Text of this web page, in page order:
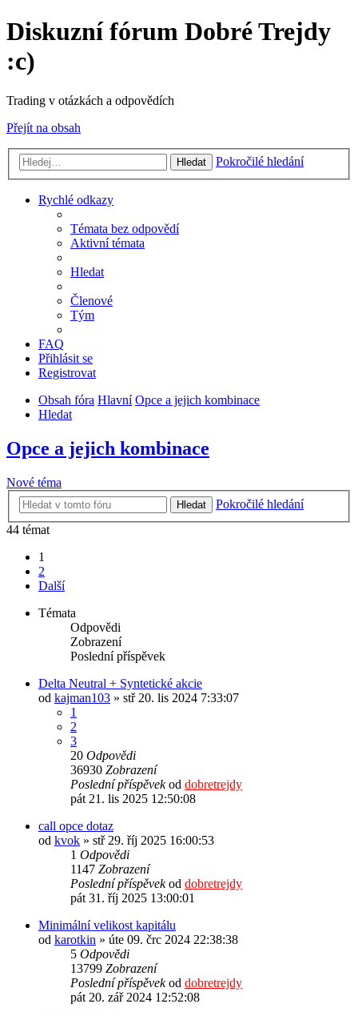
Diskuzní fórum Dobré Trejdy
:c)
Trading v otázkách a odpovědích
Přejít na obsah
Hledat Pokročilé hledání
Rychlé odkazy
Témata bez odpovědí
Aktivní témata
Hledat
Členové
Tým
FAQ
Přihlásit se
Registrovat
Obsah fóra Hlavní Opce a jejich kombinace
Hledat
Opce a jejich kombinace
Nové téma
Hledat
Pokročilé hledání
44 témat
1
2
Další
Témata
Odpovědi
Zobrazení
Poslední příspěvek
Delta Neutral + Syntetické akcie
od kajman103 » stř 20. lis 2024 7:33:07
1
2
3
20 Odpovědi
36930 Zobrazení
Poslední příspěvekod dobretrejdy
pát 21. lis 2025 12:50:08
call opce dotaz
od kvok » stř 29. říj 2025 16:00:53
1 Odpovědi
1147 Zobrazení
Poslední příspěvekod dobretrejdy
pát 31. říj 2025 13:00:01
Minimální velikost kapitálu
od karotkin » úte 09. črc 2024 22:38:38
5 Odpovědi
13799 Zobrazení
Poslední příspěvekod dobretrejdy
pát 20. zář 2024 12:52:08